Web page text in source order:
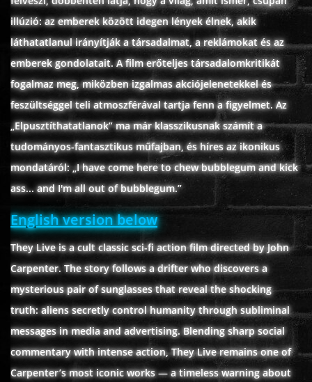
www.onlinefilmvilag2.eu,Copyright © 2017-2026 Az oldal nem tárol
semmilyen jogsértő tartalmat. Minden adat külső forrásból származik |
Frissítve: 2026.07.27|Fel ↑
illúzió: az emberek között idegen lények élnek, akik
láthatatlanul irányítják a társadalmat, a reklámokat és az
emberek gondolatait. A film erőteljes társadalomkritikát
fogalmaz meg, miközben izgalmas akciójelenetekkel és
feszültséggel teli atmoszférával tartja fenn a figyelmet. Az
„Elpusztíthatatlanok” ma már klasszikusnak számít a
tudományos-fantasztikus műfajban, és híres az ikonikus
mondatáról: „I have come here to chew bubblegum and kick
ass... and I'm all out of bubblegum.”
English version below
They Live is a cult classic sci-fi action film directed by John
Carpenter. The story follows a drifter who discovers a
mysterious pair of sunglasses that reveal the shocking
truth: aliens secretly control humanity through subliminal
messages in media and advertising. Blending sharp social
commentary with intense action, They Live remains one of
Carpenter’s most iconic works — a timeless warning about